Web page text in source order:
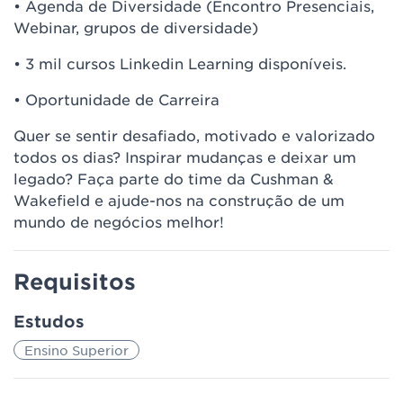
• Agenda de Diversidade (Encontro Presenciais,
Webinar, grupos de diversidade)
• 3 mil cursos Linkedin Learning disponíveis.
• Oportunidade de Carreira
Quer se sentir desafiado, motivado e valorizado
todos os dias? Inspirar mudanças e deixar um
legado? Faça parte do time da Cushman &
Wakefield e ajude-nos na construção de um
mundo de negócios melhor!
Requisitos
Estudos
Ensino Superior